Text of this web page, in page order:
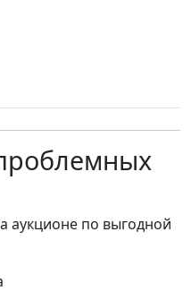
аукционе по выгодной